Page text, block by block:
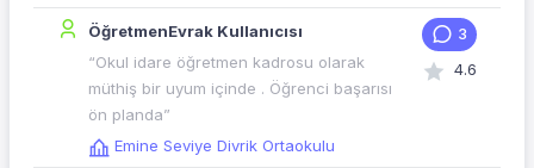
ÖğretmenEvrak Kullanıcısı
“Okul idare öğretmen kadrosu olarak
müthiş bir uyum içinde . Öğrenci başarısı
ön planda”
Emine Seviye Divrik Ortaokulu
3
4.6